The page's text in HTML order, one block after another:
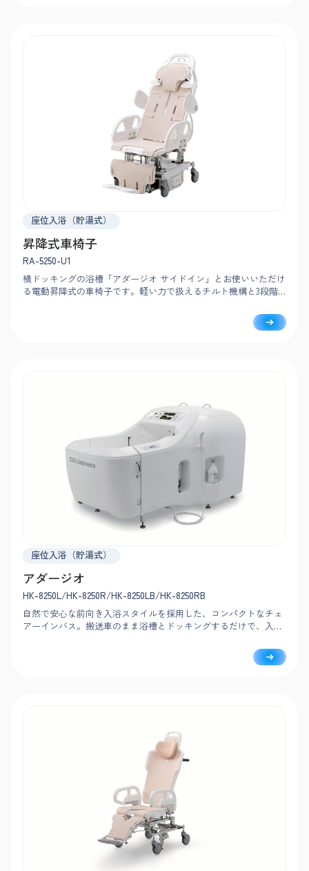
座位入浴（貯湯式）
昇降式車椅子
RA-5250-U1
横ドッキングの浴槽「アダージオ サイドイン」とお使いいただけ
る電動昇降式の車椅子です。軽い力で扱えるチルト機構と3段階
座位入浴（貯湯式）
アダージオ
HK-8250L/HK-8250R/HK-8250LB/HK-8250RB
自然で安心な前向き入浴スタイルを採用した、コンパクトなチェ
アーインバス。搬送車のまま浴槽とドッキングするだけで、入浴